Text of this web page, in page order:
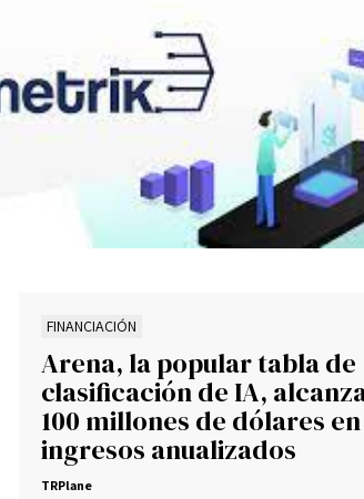
FINANCIACIÓN
Arena, la popular tabla de
clasificación de IA,
100 millones de dólares en
ingresos anualizados
TRPlane